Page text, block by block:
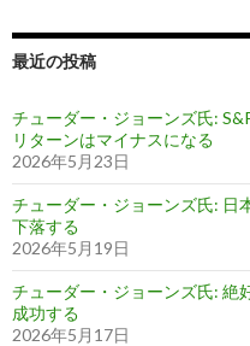
最近の投稿
チューダー・ジョーンズ氏:
リターンはマイナスになる
2026年5月23日
チューダー・ジョーンズ氏: 日
下落する
2026年5月19日
チューダー・ジョーンズ氏: 絶
成功する
2026年5月17日